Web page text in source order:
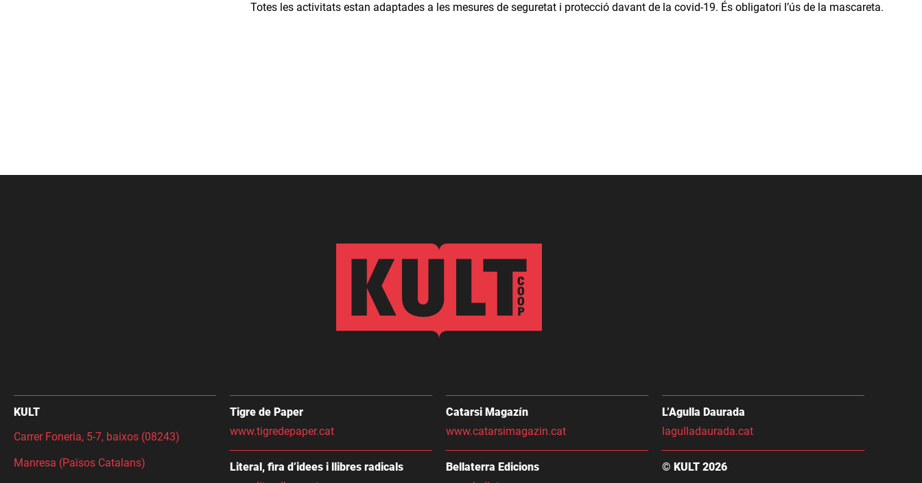
Totes les activitats estan adaptades a les mesures de seguretat i protecció davant de la covid-19. És obligatori l’ús de la mascareta.
KULT
Carrer Foneria, 5-7, baixos (08243)
Manresa (Països Catalans)
Tigre de Paper
www.tigredepaper.cat
Literal, fira d’idees i llibres radicals
Catarsi Magazín
www.catarsimagazin.cat
Bellaterra Edicions
L’Agulla Daurada
lagulladaurada.cat
© KULT 2026